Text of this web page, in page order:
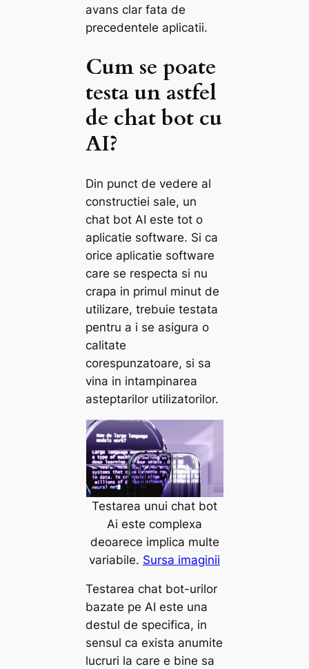
avans clar fata de
precedentele aplicatii.
Cum se poate
testa un astfel
de chat bot cu
AI?
Din punct de vedere al
constructiei sale, un
chat bot AI este tot o
aplicatie software. Si ca
orice aplicatie software
care se respecta si nu
crapa in primul minut de
utilizare, trebuie testata
pentru a i se asigura o
calitate
corespunzatoare, si sa
vina in intampinarea
asteptarilor utilizatorilor.
Testarea unui chat bot
Ai este complexa
deoarece implica multe
variabile. Sursa imaginii
Testarea chat bot-urilor
bazate pe AI este una
destul de specifica, in
sensul ca exista anumite
lucruri la care e bine sa